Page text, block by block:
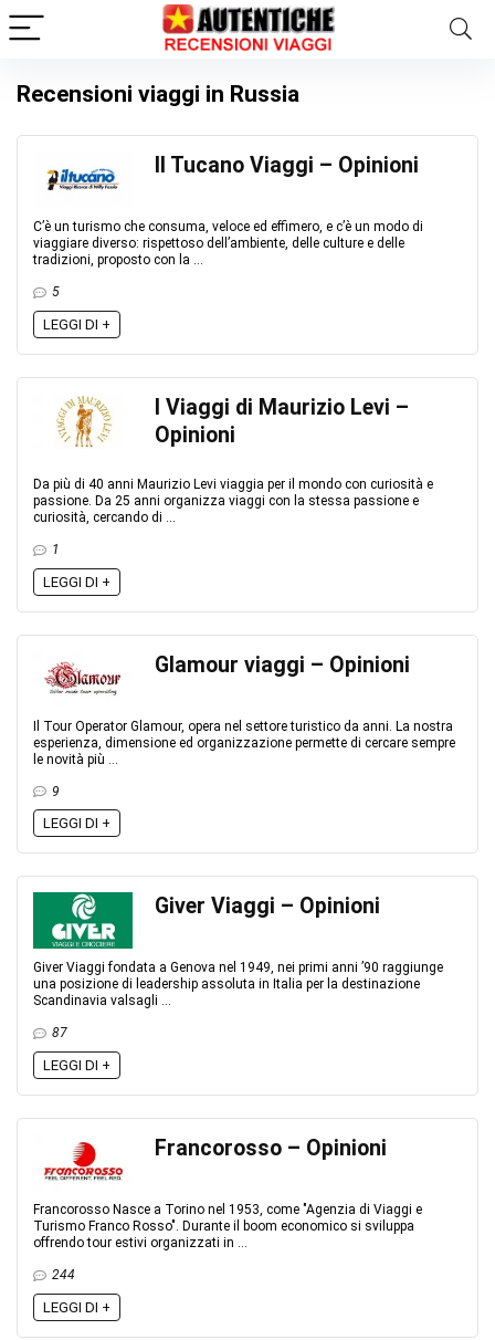
Recensioni viaggi in Russia
Il Tucano Viaggi – Opinioni
C’è un turismo che consuma, veloce ed effimero, e c’è un modo di
viaggiare diverso: rispettoso dell’ambiente, delle culture e delle
tradizioni, proposto con la ...
5
LEGGI DI +
I Viaggi di Maurizio Levi –
Opinioni
Da più di 40 anni Maurizio Levi viaggia per il mondo con curiosità e
passione. Da 25 anni organizza viaggi con la stessa passione e
curiosità, cercando di ...
1
LEGGI DI +
Glamour viaggi – Opinioni
Il Tour Operator Glamour, opera nel settore turistico da anni. La nostra
esperienza, dimensione ed organizzazione permette di cercare sempre
le novità più ...
9
LEGGI DI +
Giver Viaggi – Opinioni
Giver Viaggi fondata a Genova nel 1949, nei primi anni ’90 raggiunge
una posizione di leadership assoluta in Italia per la destinazione
Scandinavia valsagli ...
87
LEGGI DI +
Francorosso – Opinioni
Francorosso Nasce a Torino nel 1953, come "Agenzia di Viaggi e
Turismo Franco Rosso". Durante il boom economico si sviluppa
offrendo tour estivi organizzati in ...
244
LEGGI DI +